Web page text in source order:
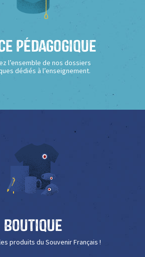
Pédagogique
l’ensemble de nos dossiers
dédiés à l’enseignement.
Boutique
produits du Souvenir Français !